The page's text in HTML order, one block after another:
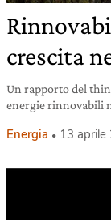
crescita
Un rapporto del
energie rinnovabili
Energia 13